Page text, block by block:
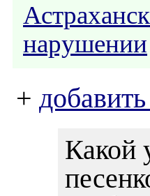
нарушении
+
Какой